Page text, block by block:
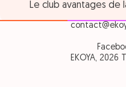
Le club avantages de
EKOYA, 2026